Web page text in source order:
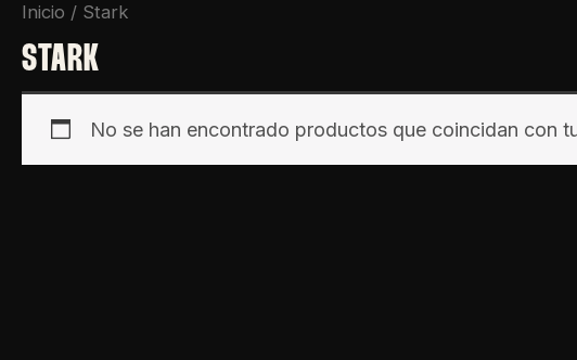
Inicio / Stark
STARK
No se han encontrado productos que coincidan con